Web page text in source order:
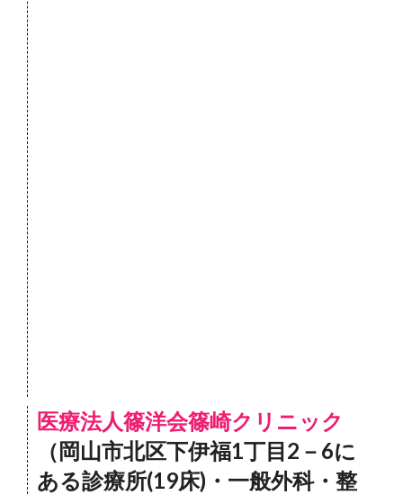
医療法人篠洋会篠崎クリニック
（岡山市北区下伊福1丁目2－6に
ある診療所(19床)・一般外科・整